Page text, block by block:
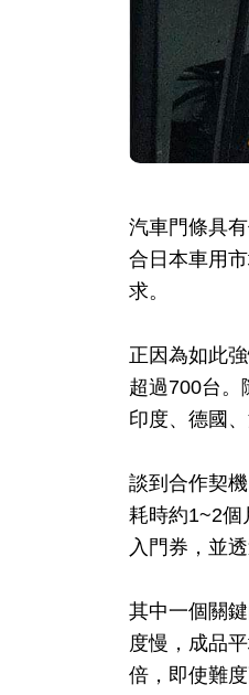
汽車門條具
合日本車用
求。
正因為如此
超過700台。
印度、德國
談到合作契
耗時約1~2個
入門券，並
其中一個關
度慢，成品
倍，即使難